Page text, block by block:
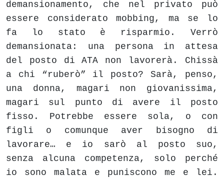
demansionamento, che nel privato può
essere considerato mobbing, ma se lo
fa lo stato è risparmio. Verrò
demansionata: una persona in attesa
del posto di ATA non lavorerà. Chissà
a chi “ruberò” il posto? Sarà, penso,
una donna, magari non giovanissima,
magari sul punto di avere il posto
fisso. Potrebbe essere sola, o con
figli o comunque aver bisogno di
lavorare… e io sarò al posto suo,
senza alcuna competenza, solo perché
io sono malata e puniscono me e lei.